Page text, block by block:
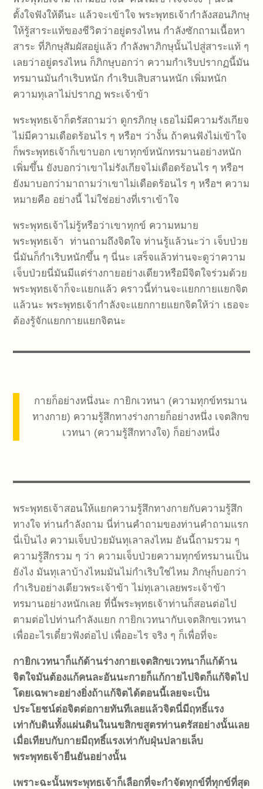
ตั้งใจฟังให้ดีนะ แล้วจะเข้าใจ พระพุทธเจ้ากำลังสอนภิกษุ
ให้รู้สาระแท้ของชีวิตว่าอยู่ตรงไหน กำลังซักถามเนื้อหา
สาระ ที่ภิกษุสัมผัสอยู่แล้ว กำลังพาภิกษุนั้นไปสู่สาระแท้ ๆ
เลยว่าอยู่ตรงไหน ก็ภิกษุบอกว่า ความกำเริบปรากฏนี้มัน
ทรมานมันกำเริบหนัก กำเริบเสิบสานหนัก เพิ่มหนัก
ความทุเลาไม่ปรากฏ พระเจ้าข้า
พระพุทธเจ้าก็ตรัสถามว่า ดูกรภิกษุ เธอไม่มีความรังเกียจ
ไม่มีความเดือดร้อนไร ๆ หรือฯ ว่างั้น ถ้าคนฟังไม่เข้าใจ
ก็พระพุทธเจ้าก็เขาบอก เขาทุกข์หนักทรมานอย่างหนัก
เพิ่มขึ้น ยังบอกว่าเขาไม่รังเกียจไม่เดือดร้อนไร ๆ หรือฯ
ยังมาบอกว่ามาถามว่าเขาไม่เดือดร้อนไร ๆ หรือฯ ความ
หมายคือ อย่างนี้ ไม่ใช่อย่างที่เราเข้าใจ
พระพุทธเจ้าไม่รู้หรือว่าเขาทุกข์ ความหมาย
พระพุทธเจ้า ท่านถามถึงจิตใจ ท่านรู้แล้วนะว่า เจ็บป่วย
นี่มันก็กำเริบหนักขึ้น ๆ นี่นะ เสร็จแล้วท่านจะดูว่าความ
เจ็บป่วยนี่มันมีแต่ร่างกายอย่างเดียวหรือมีจิตใจร่วมด้วย
พระพุทธเจ้าก็จะแยกแล้ว คราวนี้ท่านจะแยกกายแยกจิต
แล้วนะ พระพุทธเจ้ากำลังจะแยกกายแยกจิตให้ว่า เธอจะ
ต้องรู้จักแยกกายแยกจิตนะ
กายก็อย่างหนึ่งนะ กายิกเวทนา (ความทุกข์ทรมาน
ทางกาย) ความรู้สึกทางร่างกายก็อย่างหนึ่ง เจตสิกข
เวทนา (ความรู้สึกทางใจ) ก็อย่างหนึ่ง
พระพุทธเจ้าสอนให้แยกความรู้สึกทางกายกับความรู้สึก
ทางใจ ท่านกำลังถาม นี่ท่านคำถามของท่านคำถามแรก
นี่เป็นไง ความเจ็บป่วยมันทุเลาลงไหม อันนี้ถามรวม ๆ
ความรู้สึกรวม ๆ ว่า ความเจ็บป่วยความทุกข์ทรมานเป็น
ยังไง มันทุเลาบ้างไหมมันไม่กำเริบใช่ไหม ภิกษุก็บอกว่า
กำเริบอย่างเดียวพระเจ้าข้า ไม่ทุเลาเลยพระเจ้าข้า
ทรมานอย่างหนักเลย ที่นี้พระพุทธเจ้าท่านก็สอนต่อไป
ตามต่อไปท่านกำลังแยก กายิกเวทนากับเจตสิกขเวทนา
เพื่ออะไรเดี๋ยวฟังต่อไป เพื่ออะไร จริง ๆ ก็เพื่อที่จะ
กายิกเวทนาก็แก้ด้านร่างกายเจตสิกขเวทนาก็แก้ด้าน
จิตใจมันต้องแก้คนละอันนะกายก็แก้กายไปจิตก็แก้จิตไป
โดยเฉพาะอย่างยิ่งถ้าแก้จิตได้ตอนนี้เลยจะเป็น
ประโยชน์ต่อจิตต่อกายทันทีเลยแล้วจิตนี่มีฤทธิ์แรง
เท่ากับดินทั้งแผ่นดินในนขสิกขสูตรท่านตรัสอย่างนั้นเลย
เมื่อเทียบกับกายมีฤทธิ์แรงเท่ากับฝุ่นปลายเล็บ
พระพุทธเจ้ายืนยันอย่างนั้น
เพราะฉะนั้นพระพุทธเจ้าก็เลือกที่จะกำจัดทุกข์ที่ทุกข์ที่สุด